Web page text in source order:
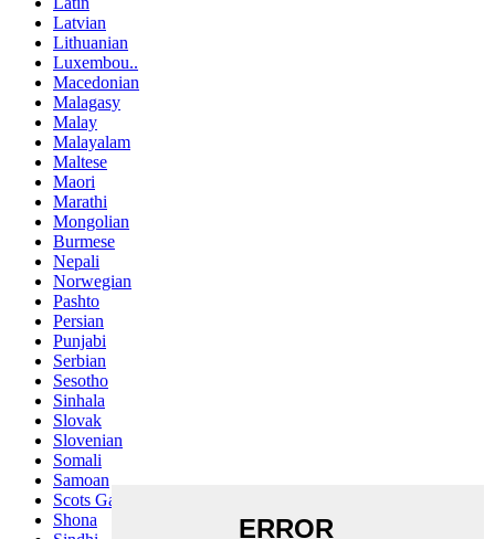
Latvian
Lithuanian
Luxembou..
Macedonian
Malagasy
Malay
Malayalam
Maltese
Maori
Marathi
Mongolian
Burmese
Nepali
Norwegian
Pashto
Persian
Punjabi
Serbian
Sesotho
Sinhala
Slovak
Slovenian
Somali
Samoan
Scots Gaelic
Shona